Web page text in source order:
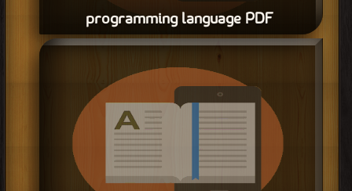
programming language PDF
قراءة و تحميل كتاب كتاب simple presentation about ebda3 programming
كتب في